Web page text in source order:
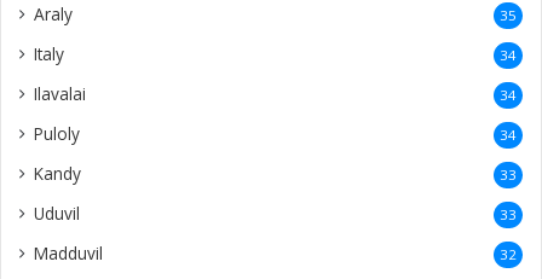
Araly 35
Italy 34
Ilavalai 34
Puloly 34
Kandy 33
Uduvil 33
Madduvil 32